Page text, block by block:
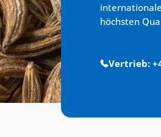
höchsten
Vertrieb: